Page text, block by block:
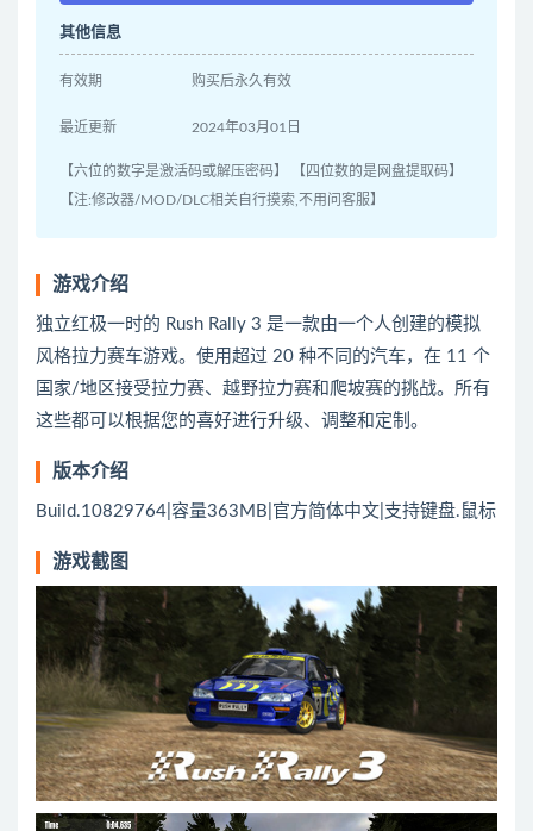
其他信息
有效期 购买后永久有效
最近更新 2024年03月01日
【六位的数字是激活码或解压密码】 【四位数的是网盘提取码】
【注:修改器/MOD/DLC相关自行摸索,不用问客服】
游戏介绍
独立红极一时的 Rush Rally 3 是一款由一个人创建的模拟
风格拉力赛车游戏。使用超过 20 种不同的汽车，在 11 个
国家/地区接受拉力赛、越野拉力赛和爬坡赛的挑战。所有
这些都可以根据您的喜好进行升级、调整和定制。
版本介绍
Build.10829764|容量363MB|官方简体中文|支持键盘.鼠标
游戏截图